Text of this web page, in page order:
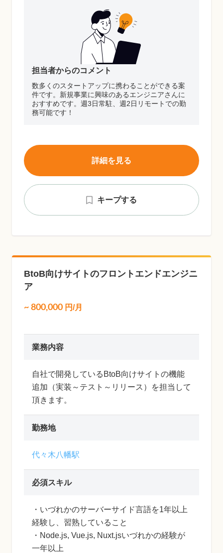
担当者からのコメント
数多くのスタートアップに携わることができる案
件です。新規事業に興味のあるエンジニアさんに
おすすめです。週3日常駐、週2日リモートでの勤
務可能です！
キープする
詳細を見る
BtoB向けサイトのフロントエンドエンジニ
ア
~ 800,000 円/月
業務内容
自社で開発しているBtoB向けサイトの機能
追加（実装～テスト～リリース）を担当して
頂きます。
勤務地
代々木八幡駅
必須スキル
・いづれかのサーバーサイド言語を1年以上
経験し、習熟していること
・Node.js, Vue.js, Nuxt.jsいづれかの経験が
一年以上